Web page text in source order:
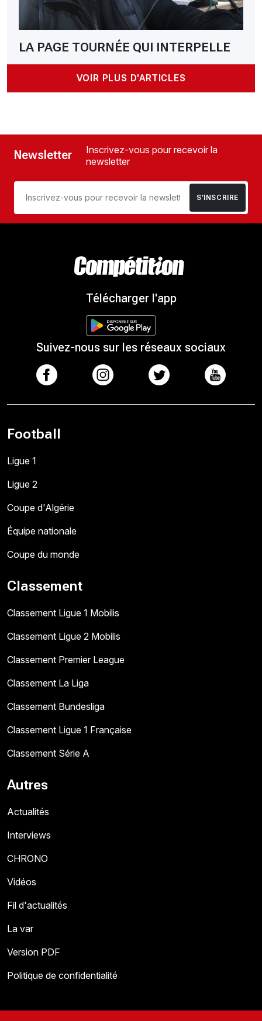
LA PAGE TOURNÉE QUI INTERPELLE
VOIR PLUS D'ARTICLES
Newsletter
Inscrivez-vous pour recevoir la
newsletter
S’INSCRIRE
Télécharger l'app
Suivez-nous sur les réseaux sociaux
Football
Ligue 1
Ligue 2
Coupe d'Algérie
Équipe nationale
Coupe du monde
Classement
Classement Ligue 1 Mobilis
Classement Ligue 2 Mobilis
Classement Premier League
Classement La Liga
Classement Bundesliga
Classement Ligue 1 Française
Classement Série A
Autres
Actualités
Interviews
CHRONO
Vidéos
Fil d'actualités
La var
Version PDF
Politique de confidentialité